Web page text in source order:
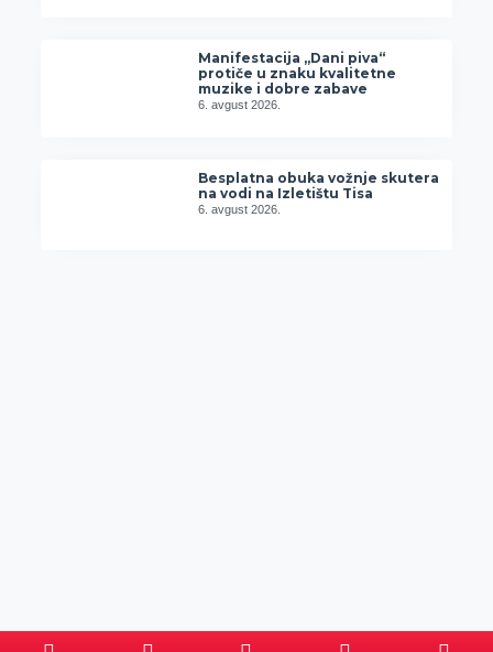
Manifestacija „Dani piva“
protiče u znaku kvalitetne
muzike i dobre zabave
6. avgust 2026.
Besplatna obuka vožnje skutera
na vodi na Izletištu Tisa
6. avgust 2026.